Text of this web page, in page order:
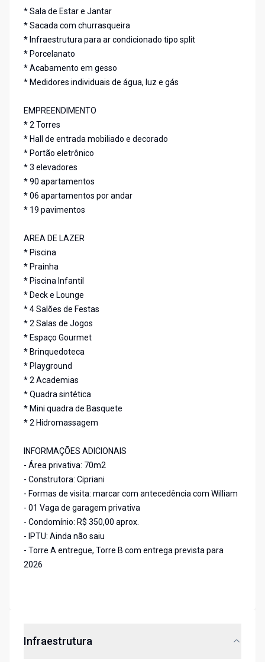
* Sala de Estar e Jantar
* Sacada com churrasqueira
* Infraestrutura para ar condicionado tipo split
* Porcelanato
* Acabamento em gesso
* Medidores individuais de água, luz e gás
EMPREENDIMENTO
* 2 Torres
* Hall de entrada mobiliado e decorado
* Portão eletrônico
* 3 elevadores
* 90 apartamentos
* 06 apartamentos por andar
* 19 pavimentos
AREA DE LAZER
* Piscina
* Prainha
* Piscina Infantil
* Deck e Lounge
* 4 Salões de Festas
* 2 Salas de Jogos
* Espaço Gourmet
* Brinquedoteca
* Playground
* 2 Academias
* Quadra sintética
* Mini quadra de Basquete
* 2 Hidromassagem
INFORMAÇÕES ADICIONAIS
- Área privativa: 70m2
- Construtora: Cipriani
- Formas de visita: marcar com antecedência com William
- 01 Vaga de garagem privativa
- Condomínio: R$ 350,00 aprox.
- IPTU: Ainda não saiu
- Torre A entregue, Torre B com entrega prevista para
2026
Infraestrutura